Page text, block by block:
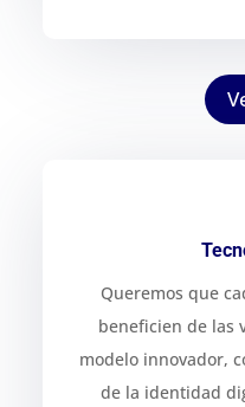
Queremos que
beneficien de las
modelo innovador,
de la identidad